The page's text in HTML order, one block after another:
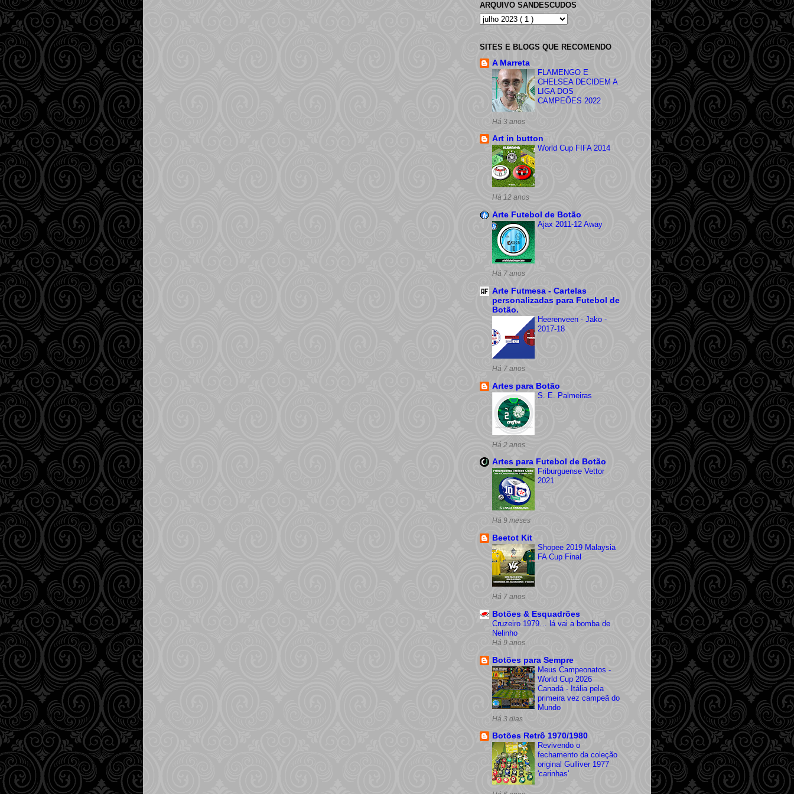
ARQUIVO SANDESCUDOS
SITES E BLOGS QUE RECOMENDO
A Marreta
FLAMENGO E
CHELSEA DECIDEM A
LIGA DOS
CAMPEÕES 2022
Há 3 anos
Art in button
World Cup FIFA 2014
Há 12 anos
Arte Futebol de Botão
Ajax 2011-12 Away
Há 7 anos
Arte Futmesa - Cartelas
personalizadas para Futebol de
Botão.
Heerenveen - Jako -
2017-18
Há 7 anos
Artes para Botão
S. E. Palmeiras
Há 2 anos
Artes para Futebol de Botão
Friburguense Vettor
2021
Há 9 meses
Beetot Kit
Shopee 2019 Malaysia
FA Cup Final
Há 7 anos
Botões & Esquadrões
Cruzeiro 1979… lá vai a bomba de
Nelinho
Há 9 anos
Botões para Sempre
Meus Campeonatos -
World Cup 2026
Canadá - Itália pela
primeira vez campeã do
Mundo
Há 3 dias
Botões Retrô 1970/1980
Revivendo o
fechamento da coleção
original Gulliver 1977
'carinhas'